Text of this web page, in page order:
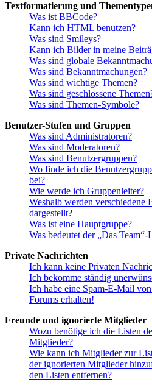
Textformatierung und
Was ist BBCode?
Kann ich HTML benutzen?
Was sind Smileys?
Kann ich Bilder in meine
Was sind globale
Was sind Bekanntmachungen?
Was sind wichtige Themen?
Was sind geschlossene
Was sind Themen-Symbole?
Benutzer-Stufen und Gruppen
Was sind Administratoren?
Was sind Moderatoren?
Was sind Benutzergruppen?
Wo finde ich die
bei?
Wie werde ich Gruppenleiter?
Weshalb werden verschiedene
dargestellt?
Was ist eine Hauptgruppe?
Was bedeutet der „Das
Private Nachrichten
Ich kann keine Privaten
Ich bekomme ständig
Ich habe eine Spam-E-Mail
Forums erhalten!
Freunde und ignorierte Mitglieder
Wozu benötige ich die Listen
Mitglieder?
Wie kann ich Mitglieder zur
der ignorierten Mitglieder
den Listen entfernen?